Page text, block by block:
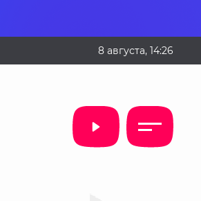
8 августа, 14:26